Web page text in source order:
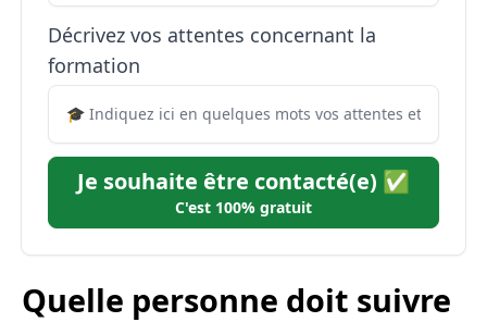
Décrivez vos attentes concernant la
formation
Je souhaite être contacté(e) ✅
C'est 100% gratuit
Quelle personne doit suivre